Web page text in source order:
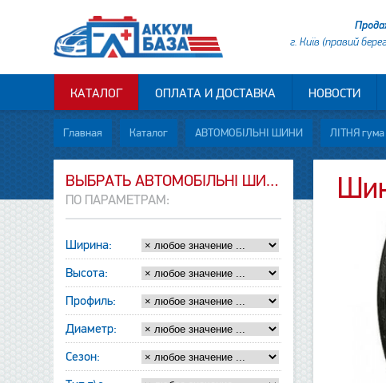
г. Київ (правий
КАТАЛОГ ОПЛАТА И ДОСТАВКА НОВОСТИ
Главная Каталог АВТОМОБІЛЬНІ ШИНИ ЛІТНЯ гума
ВЫБРАТЬ АВТОМОБІЛЬНІ ШИНИ
ПО ПАРАМЕТРАМ:
Ширина:
Высота:
Профиль:
Диаметр:
Сезон: